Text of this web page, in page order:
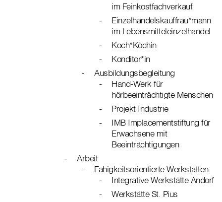
im Feinkostfachverkauf
Einzelhandelskauffrau*mann
im Lebensmitteleinzelhandel
Koch*Köchin
Konditor*in
Ausbildungsbegleitung
Hand-Werk für
hörbeeinträchtigte Menschen
Projekt Industrie
IMB Implacementstiftung für
Erwachsene mit
Beeinträchtigungen
Arbeit
Fähigkeitsorientierte Werkstätten
Integrative Werkstätte Andorf
Werkstätte St. Pius